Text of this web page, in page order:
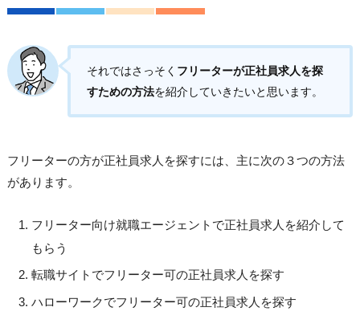
それではさっそく フリーターが正社員求人を探
すための方法を紹介していきたいと思います。
フリーターの方が正社員求人を探すには、主に次の３つの方法
があります。
フリーター向け就職エージェントで正社員求人を紹介して
もらう
転職サイトでフリーター可の正社員求人を探す
ハローワークでフリーター可の正社員求人を探す